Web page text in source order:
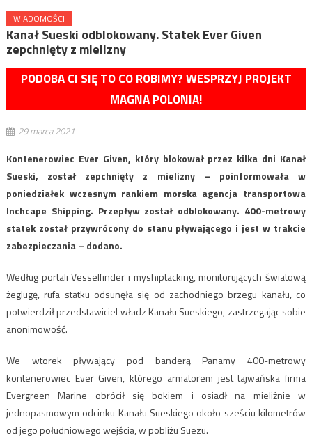
WIADOMOŚCI
Kanał Sueski odblokowany. Statek Ever Given
zepchnięty z mielizny
PODOBA CI SIĘ TO CO ROBIMY? WESPRZYJ PROJEKT
MAGNA POLONIA!
29 marca 2021
Kontenerowiec Ever Given, który blokował przez kilka dni Kanał
Sueski, został zepchnięty z mielizny – poinformowała w
poniedziałek wczesnym rankiem morska agencja transportowa
Inchcape Shipping. Przepływ został odblokowany. 400-metrowy
statek został przywrócony do stanu pływającego i jest w trakcie
zabezpieczania – dodano.
Według portali Vesselfinder i myshiptacking, monitorujących światową
żeglugę, rufa statku odsunęła się od zachodniego brzegu kanału, co
potwierdził przedstawiciel władz Kanału Sueskiego, zastrzegając sobie
anonimowość.
We wtorek pływający pod banderą Panamy 400-metrowy
kontenerowiec Ever Given, którego armatorem jest tajwańska firma
Evergreen Marine obrócił się bokiem i osiadł na mieliźnie w
jednopasmowym odcinku Kanału Sueskiego około sześciu kilometrów
od jego południowego wejścia, w pobliżu Suezu.